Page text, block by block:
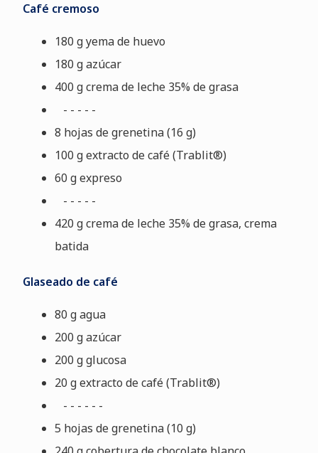
Café cremoso
180 g yema de huevo
180 g azúcar
400 gcrema de leche 35% de grasa
- - - - -
8 hojas de grenetina (16 g)
100 g extracto de café (Trablit®)
60 g expreso
- - - - -
420 g crema de leche 35% de grasa, crema
batida
Glaseado de café
80 g agua
200 g azúcar
200 g glucosa
20 g extracto de café (Trablit®)
- - - - - -
5 hojas de grenetina (10 g)